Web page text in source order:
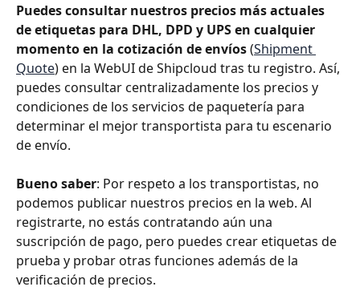
Puedes consultar nuestros precios más actuales
de etiquetas para DHL, DPD y UPS en cualquier
momento en la cotización de envíos (Shipment
Quote) en la WebUI de Shipcloud tras tu registro. Así,
puedes consultar centralizadamente los precios y
condiciones de los servicios de paquetería para
determinar el mejor transportista para tu escenario
de envío.
Bueno saber: Por respeto a los transportistas, no
podemos publicar nuestros precios en la web. Al
registrarte, no estás contratando aún una
suscripción de pago, pero puedes crear etiquetas de
prueba y probar otras funciones además de la
verificación de precios.